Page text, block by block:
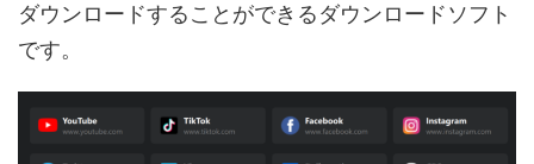
ダウンロードすることができるダウンロードソフト
です。